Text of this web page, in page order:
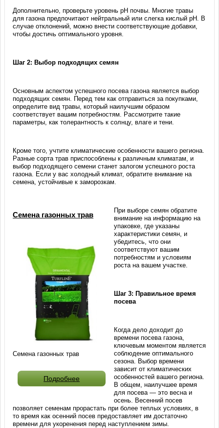
Дополнительно, проверьте уровень pH почвы. Многие травы
для газона предпочитают нейтральный или слегка кислый pH. В
случае отклонений, можно внести соответствующие добавки,
чтобы достичь оптимального уровня.
Шаг 2: Выбор подходящих семян
Основным аспектом успешного посева газона является выбор
подходящих семян. Перед тем как отправиться за покупками,
определите вид травы, который наилучшим образом
соответствует вашим потребностям. Рассмотрите такие
параметры, как толерантность к солнцу, влаге и тени.
Кроме того, учтите климатические особенности вашего региона.
Разные сорта трав приспособлены к различным климатам, и
выбор подходящего семени станет залогом успешного роста
газона. Если у вас холодный климат, обратите внимание на
семена, устойчивые к заморозкам.
Семена газонных трав
Семена газонных трав
Подробнее
При выборе семян обратите
внимание на информацию на
упаковке, где указаны
характеристики семян, и
убедитесь, что они
соответствуют вашим
потребностям и условиям
роста на вашем участке.
Шаг 3: Правильное время
посева
Когда дело доходит до
времени посева газона,
ключевым моментом является
соблюдение оптимального
сезона. Выбор времени
зависит от климатических
особенностей вашего региона.
В общем, наилучшее время
для посева — это весна и
осень. Весенний посев
позволяет семенам прорастать при более теплых условиях, в
то время как осенний посев предоставляет им достаточно
времени для укоренения перед наступлением зимы.